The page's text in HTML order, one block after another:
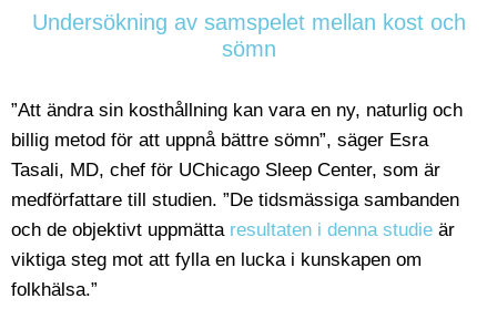
Undersökning av samspelet mellan kost och
sömn
”Att ändra sin kosthållning kan vara en ny, naturlig och
billig metod för att uppnå bättre sömn”, säger Esra
Tasali, MD, chef för UChicago Sleep Center, som är
medförfattare till studien. ”De tidsmässiga sambanden
och de objektivt uppmätta resultaten i denna studie är
viktiga steg mot att fylla en lucka i kunskapen om
folkhälsa.”